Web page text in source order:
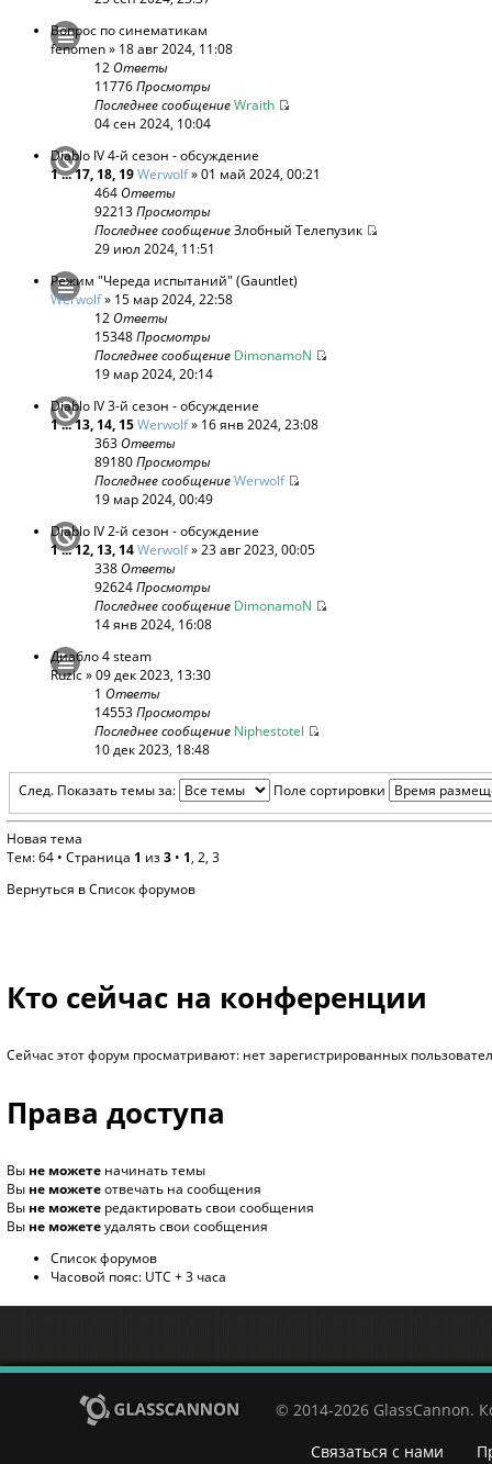
Вопрос по синематикам
fenomen» 18 авг 2024, 11:08
12Ответы
11776Просмотры
Последнее сообщениеWraith
04 сен 2024, 10:04
Diablo IV 4-й сезон - обсуждение
1...17, 18, 19Werwolf» 01 май 2024, 00:21
464Ответы
92213Просмотры
Последнее сообщениеЗлобный Телепузик
29 июл 2024, 11:51
Режим "Череда испытаний" (Gauntlet)
Werwolf» 15 мар 2024, 22:58
12Ответы
15348Просмотры
Последнее сообщение DimonamoN
19 мар 2024, 20:14
Diablo IV 3-й сезон - обсуждение
1...13, 14, 15Werwolf» 16 янв 2024, 23:08
363Ответы
89180Просмотры
Последнее сообщениеWerwolf
19 мар 2024, 00:49
Diablo IV 2-й сезон - обсуждение
1...12, 13, 14Werwolf» 23 авг 2023, 00:05
338Ответы
92624Просмотры
Последнее сообщение DimonamoN
14 янв 2024, 16:08
Диабло 4 steam
Ruzic» 09 дек 2023, 13:30
1 Ответы
14553Просмотры
Последнее сообщение Niphestotel
10 дек 2023, 18:48
След. Показать темы за: Поле сортировки
Новая тема
Тем: 64 • Страница 1 из3 • 1, 2, 3
Вернуться в Список форумов
Кто сейчас на конференции
Сейчас этот форум просматривают: нет зарегистрированных
Права доступа
Вы не можете начинать темы
Вы не можетеотвечать на сообщения
Вы не можете редактировать свои сообщения
Вы не можетеудалять свои сообщения
Список форумов
Часовой пояс: UTC + 3 часа
© 2014-2026 GlassCannon.
Связаться с нами